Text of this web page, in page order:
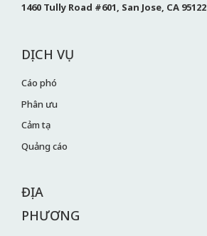
1460 Tully Road #601, San Jose, CA 95122
DỊCH VỤ
Cáo phó
Phân ưu
Cảm tạ
Quảng cáo
ĐỊA
PHƯƠNG